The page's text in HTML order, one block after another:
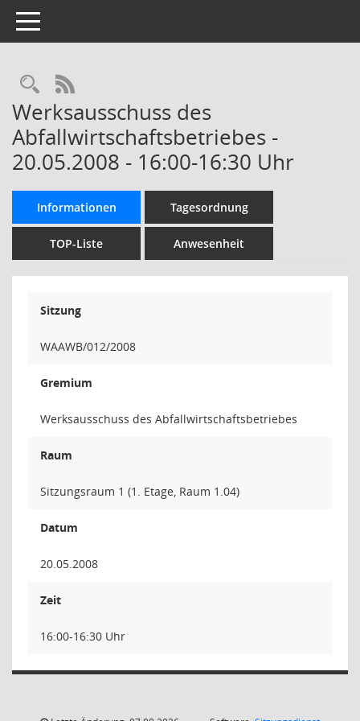
Toggle navigation
Rechercheauswahl
RSS-Feed
Werksausschuss des
Abfallwirtschaftsbetriebes -
20.05.2008 - 16:00-16:30 Uhr
Informationen Tagesordnung
TOP-Liste Anwesenheit
Sitzung
WAAWB/012/2008
Gremium
Werksausschuss des Abfallwirtschaftsbetriebes
Raum
Sitzungsraum 1 (1. Etage, Raum 1.04)
Datum
20.05.2008
Zeit
16:00-16:30 Uhr